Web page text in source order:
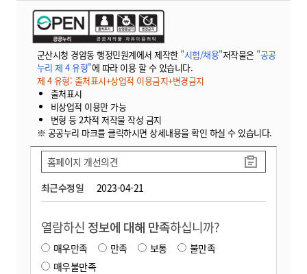
군산시청 경암동 행정민원계에서 제작한 "시험/채용"저작물은 "공공
누리 제 4 유형"에 따라 이용 할 수 있습니다.
제 4 유형: 출처표시+상업적 이용금지+변경금지
출처표시
비상업적 이용만 가능
변형 등 2차적 저작물 작성 금지
※ 공공누리 마크를 클릭하시면 상세내용을 확인 하실 수 있습니다.
최근수정일 2023-04-21
홈페이지 개선의견
열람하신 정보에 대해 만족하십니까?
매우만족 만족 보통
불만족
매우불만족